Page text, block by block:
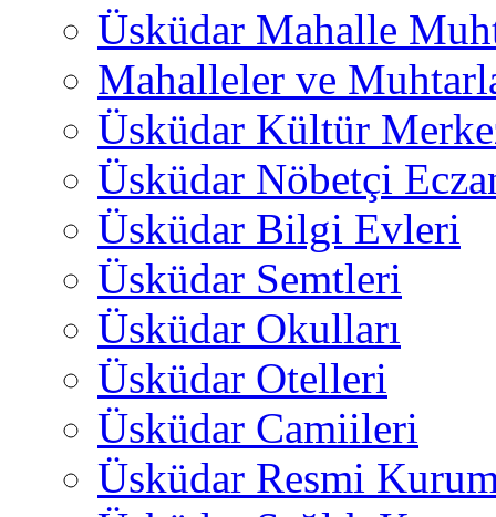
Üsküdar Mahalle
Mahalleler ve
Üsküdar Kültür
Üsküdar Nöbetçi
Üsküdar Bilgi Evleri
Üsküdar Semtleri
Üsküdar Okulları
Üsküdar Otelleri
Üsküdar Camiileri
Üsküdar Resmi